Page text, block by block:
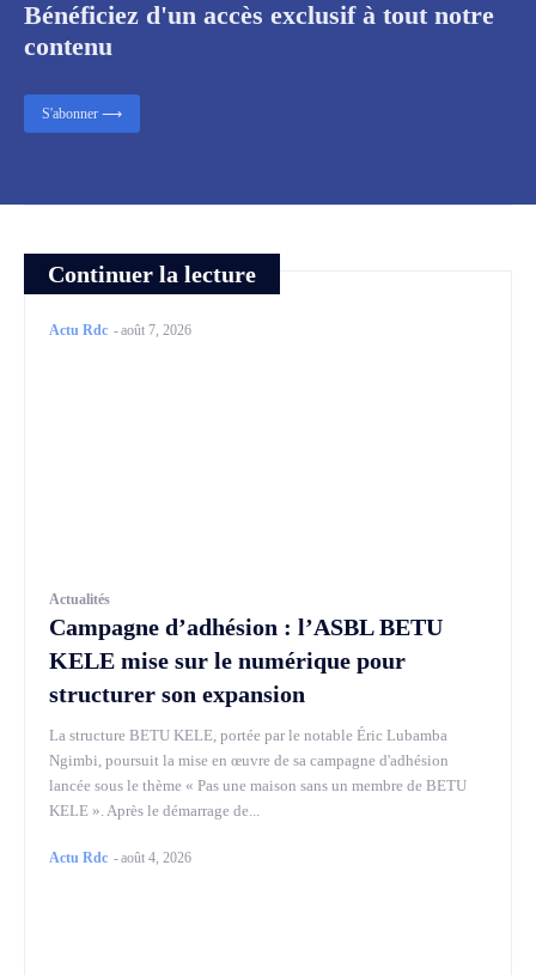
Continuer la lecture
Actu Rdc -août 7, 2026
Actualités
Campagne d’adhésion : l’ASBL BETU
KELE mise sur le numérique pour
structurer son expansion
La structure BETU KELE, portée par le notable Éric Lubamba
Ngimbi, poursuit la mise en œuvre de sa campagne d'adhésion
lancée sous le thème « Pas une maison sans un membre de BETU
KELE ». Après le démarrage de...
Actu Rdc -août 4, 2026
Bénéficiez d'un accès exclusif à tout notre
contenu
S'abonner ⟶